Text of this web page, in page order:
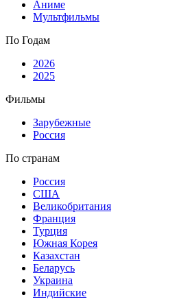
Аниме
Мультфильмы
По Годам
2026
2025
Фильмы
Зарубежные
Россия
По странам
Россия
США
Великобритания
Франция
Турция
Южная Корея
Казахстан
Беларусь
Украина
Индийские